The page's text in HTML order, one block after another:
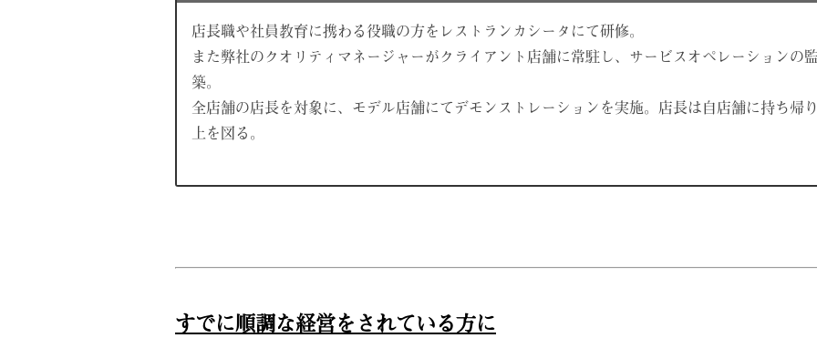
店長職や社員教育に携わる役職の方をレストランカシータにて研修。
また弊社のクオリティマネージャーがクライアント店舗に常駐し、サービスオペレーションの
築。
全店舗の店長を対象に、モデル店舗にてデモンストレーションを実施。店長は自店舗に持ち帰
上を図る。
すでに順調な経営をされている方に